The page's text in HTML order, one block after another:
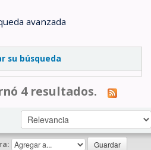
avanzada
su búsqueda
4 resultados.